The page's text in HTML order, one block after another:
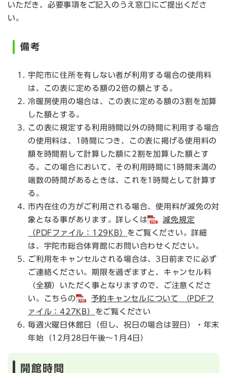
いただき、必要事項をご記入のうえ窓口にご提出くださ
い。
備考
宇陀市に住所を有しない者が利用する場合の使用料
は、この表に定める額の2倍の額とする。
冷暖房使用の場合は、この表に定める額の3割を加算
した額とする。
この表に規定する利用時間以外の時間に利用する場合
の使用料は、1時間につき、この表に掲げる使用料の
額を時間割して計算した額に2割を加算した額とす
る。この場合において、その利用時間に1時間未満の
端数の時間があるときは、これを1時間として計算す
る。
市内在住の方がご利用される場合、使用料が減免の対
象となる事があります。詳しくは
減免規定
（PDFファイル：129KB） をご覧ください。詳細
は、宇陀市総合体育館にお問い合わせください。
ご利用をキャンセルされる場合は、3日前までに必ず
ご連絡ください。期限を過ぎますと、キャンセル料
（全額）いただく事となりますので、ご注意くださ
い。こちらの
予約キャンセルについて （PDFフ
ァイル：427KB） をご覧ください
毎週火曜日休館日（但し、祝日の場合は翌日）・年末
年始（12月28日午後～1月4日）
開館時間